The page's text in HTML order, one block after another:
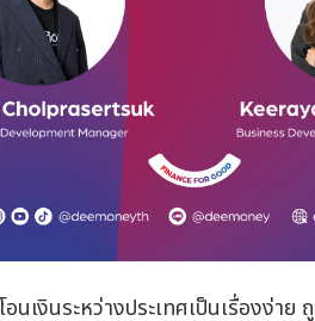
นเงินระหว่างประเทศเป็นเรื่องง่า